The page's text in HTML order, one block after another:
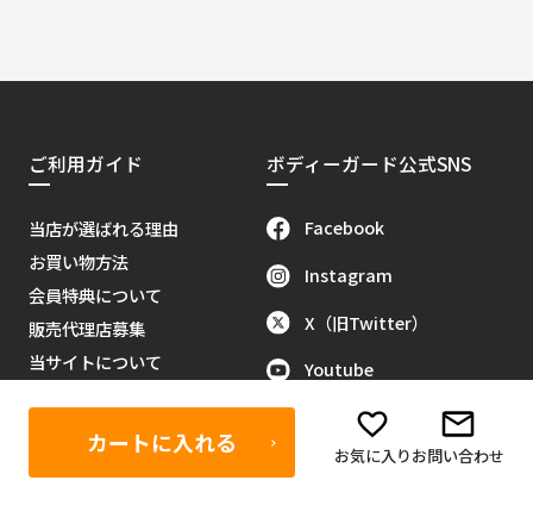
カートに入れる お気に入りお問い合わせ
ご利用ガイド
当店が選ばれる理由
お買い物方法
会員特典について
販売代理店募集
当サイトについて
特定商取引に関する法律
反社会的勢力排除に関する基本
ボディーガード公式SNS
Facebook
Instagram
X（旧Twitter）
Youtube
Tik Tok